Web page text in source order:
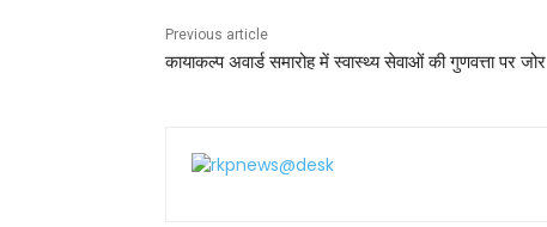
k
Previous article
कायाकल्प अवार्ड समारोह में स्वास्थ्य सेवाओं की गुणवत्ता पर जोर